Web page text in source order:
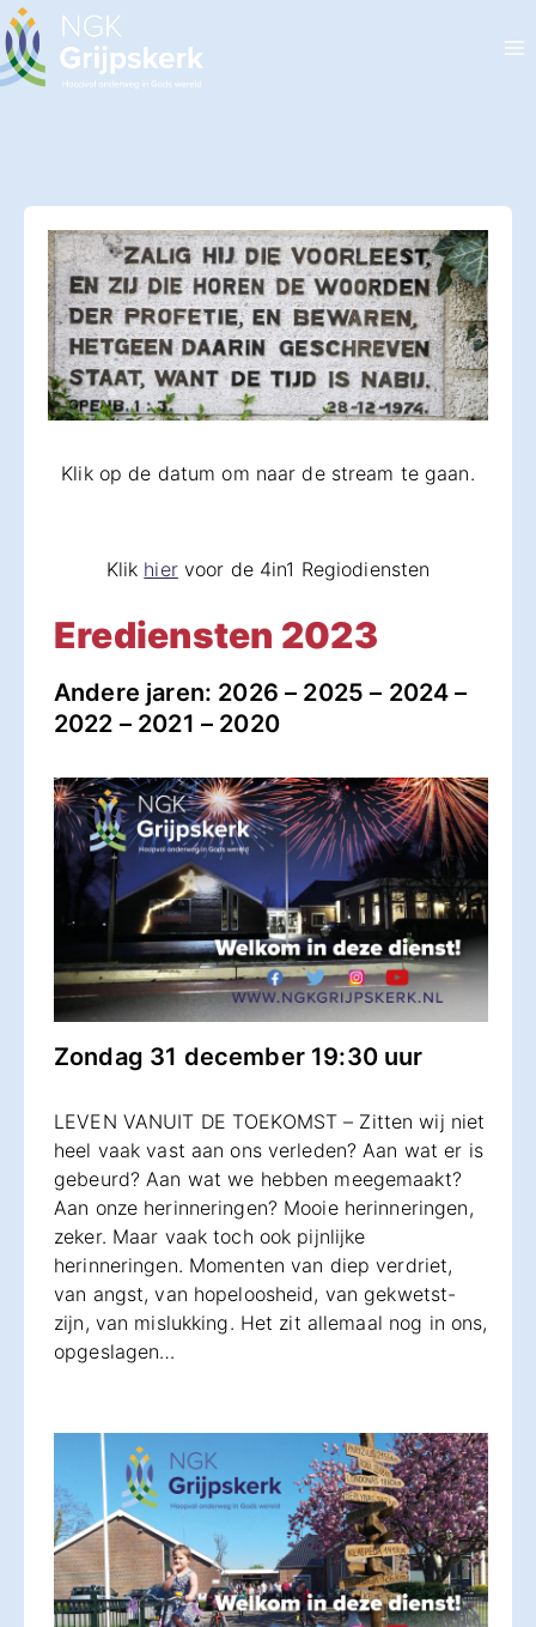
Doorgaan
naar
inhoud
Klik op de datum om naar de stream te gaan.
Klik hiervoor de 4in1 Regiodiensten
Erediensten 2023
Andere jaren: 2026 – 2025 – 2024 –
2022 – 2021 – 2020
Zondag 31 december 19:30 uur
LEVEN VANUIT DE TOEKOMST – Zitten wij niet
heel vaak vast aan ons verleden? Aan wat er is
gebeurd? Aan wat we hebben meegemaakt?
Aan onze herinneringen? Mooie herinneringen,
zeker. Maar vaak toch ook pijnlijke
herinneringen. Momenten van diep verdriet,
van angst, van hopeloosheid, van gekwetst-
zijn, van mislukking. Het zit allemaal nog in ons,
opgeslagen…